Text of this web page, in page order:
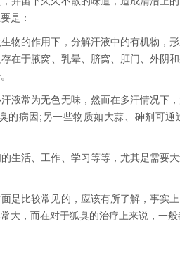
是：
物的作用下，分解汗液中的有机物，
在于腋窝、乳晕、脐窝、肛门、外阴
液常为无色无味，然而在多汗情况下
的病因;另一些物质如大蒜、砷剂可通
生活、工作、学习等等，尤其是需要
是比较常见的，应该有所了解，事实
大，而在对于狐臭的治疗上来说，一般